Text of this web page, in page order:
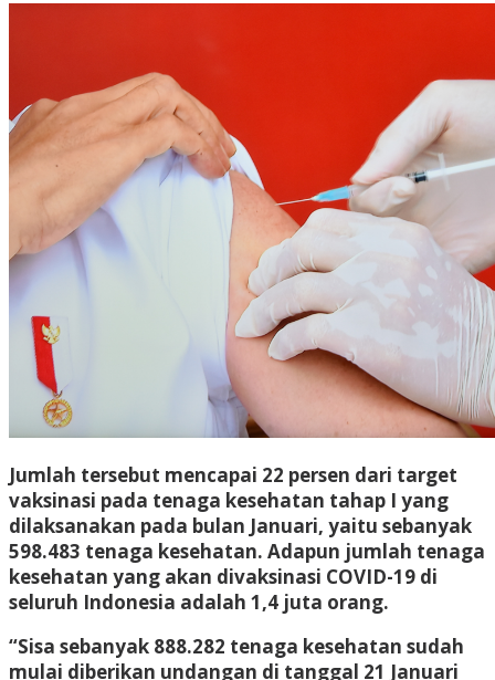
Jumlah tersebut mencapai 22 persen dari target
vaksinasi pada tenaga kesehatan tahap I yang
dilaksanakan pada bulan Januari, yaitu sebanyak
598.483 tenaga kesehatan. Adapun jumlah tenaga
kesehatan yang akan divaksinasi COVID-19 di
seluruh Indonesia adalah 1,4 juta orang.
“Sisa sebanyak 888.282 tenaga kesehatan sudah
mulai diberikan undangan di tanggal 21 Januari